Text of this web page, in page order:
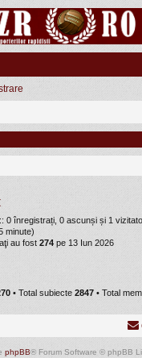
0 înregistrați, 0 ascunși și 1
minute)
au fost 274 pe 13 Iun 2026
• Total subiecte 2847 • Total
phpBB® Forum Software © phpBB